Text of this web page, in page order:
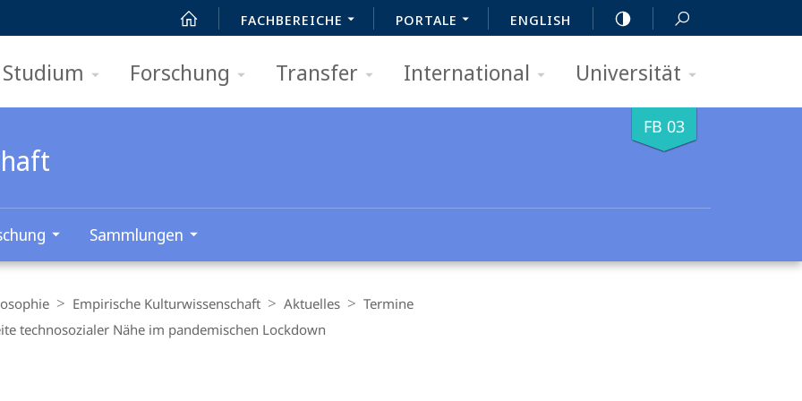
FACHBEREICHE PORTALE ENGLISH
Studium Forschung Transfer International Universität
FB 03
Sammlungen
Empirische Kulturwissenschaft Aktuelles
Termine
technosozialer Nähe im pandemischen Lockdown